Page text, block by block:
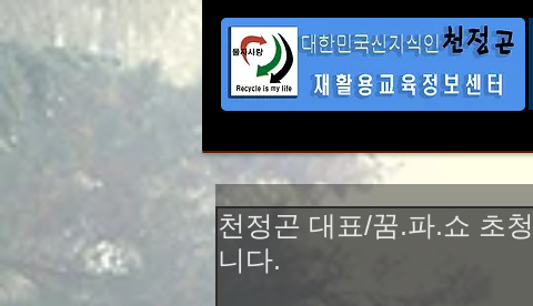
천정곤 대표/꿈.파.쇼 초
니다.